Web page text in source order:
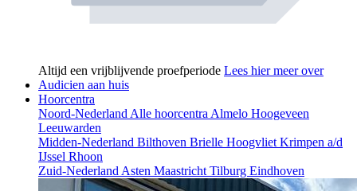
Altijd een vrijblijvende proefperiode Lees hier meer over
Audicien aan huis
Hoorcentra
Noord-NederlandAlle hoorcentraAlmelo Hoogeveen
Leeuwarden
Midden-Nederland Bilthoven Brielle HoogvlietKrimpen a/d
IJssel Rhoon
Zuid-NederlandAsten MaastrichtTilburg Eindhoven